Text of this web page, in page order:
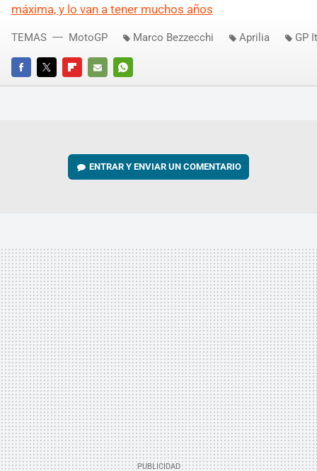
máxima, y lo van a tener muchos años
FACEBOOKTWITTERFLIPBOARD
E-
WHATSAPP
TEMAS MotoGP Marco Bezzecchi Aprilia GP
ENTRAR Y ENVIAR UN COMENTARIO